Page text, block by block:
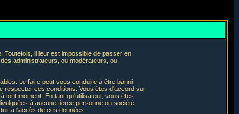
il leur est impossible de passer en
administrateurs, ou modérateurs, ou
Le faire peut vous conduire à être banni
respecter ces conditions. Vous êtes d'accord sur
tout moment. En tant qu'utilisateur, vous êtes
à aucune tierce personne ou société
à l'accès de ces données.